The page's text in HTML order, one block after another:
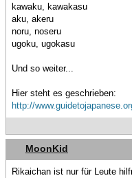
kawaku, kawakasu
aku, akeru
noru, noseru
ugoku, ugokasu
Und so weiter...
Hier steht es geschrieben:
http://
MoonKid
Rikaichan ist nur für Leute